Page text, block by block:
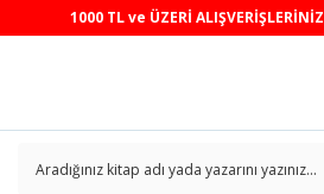
1000 TL ve ÜZERİ